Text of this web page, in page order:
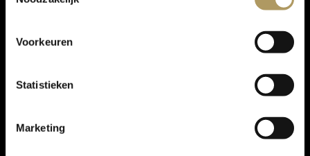
Voorkeuren
Statistieken
Marketing